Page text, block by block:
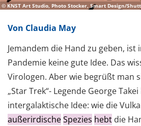
© KNST Art Studio, Photo Stocker, Smart Design/
Von Claudia May
Jemandem die Hand zu geben, ist
Pandemie keine gute Idee. Das
Virologen. Aber wie begrüßt man
„Star Trek“- Legende George
intergalaktische Idee: wie die
außerirdischeSpezies hebt die